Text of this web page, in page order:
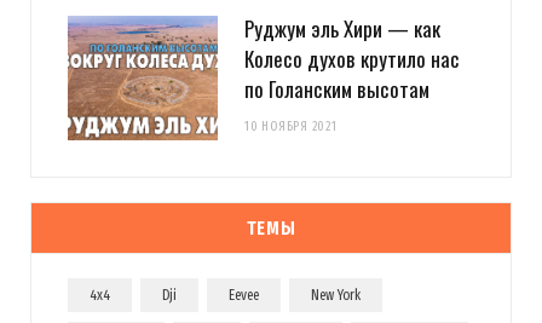
Руджум эль Хири — как
Колесо духов крутило нас
по Голанским высотам
10 НОЯБРЯ 2021
ТЕМЫ
4x4 Dji Eevee New York